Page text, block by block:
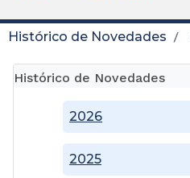
Histórico de Novedades
Histórico de Novedades
2025
2026